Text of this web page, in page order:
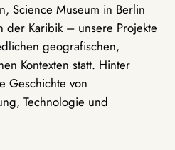
Science Museum in Berlin
der Karibik – unsere Projekte
geografischen,
Kontexten statt. Hinter
Geschichte von
Technologie und